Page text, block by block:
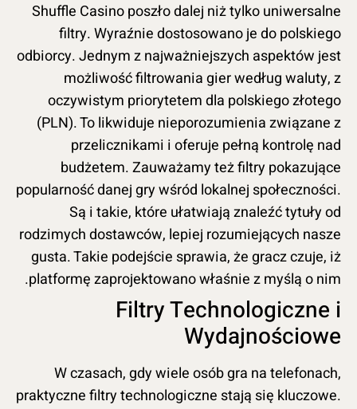
Shuffle Casino poszło dalej niż tylko uniwersalne
filtry. Wyraźnie dostosowano je do polskiego
odbiorcy. Jednym z najważniejszych aspektów jest
możliwość filtrowania gier według waluty, z
oczywistym priorytetem dla polskiego złotego
(PLN). To likwiduje nieporozumienia związane z
przelicznikami i oferuje pełną kontrolę nad
budżetem. Zauważamy też filtry pokazujące
popularność danej gry wśród lokalnej społeczności.
Są i takie, które ułatwiają znaleźć tytuły od
rodzimych dostawców, lepiej rozumiejących nasze
gusta. Takie podejście sprawia, że gracz czuje, iż
platformę zaprojektowano właśnie z myślą o nim.
Filtry Technologiczne i
Wydajnościowe
W czasach, gdy wiele osób gra na telefonach,
praktyczne filtry technologiczne stają się kluczowe.